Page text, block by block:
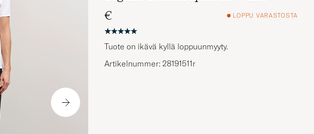
€
LOPPU VARASTOSTA
Tuote on ikävä kyllä loppuunmyyty.
Artikelnummer: 28191511r